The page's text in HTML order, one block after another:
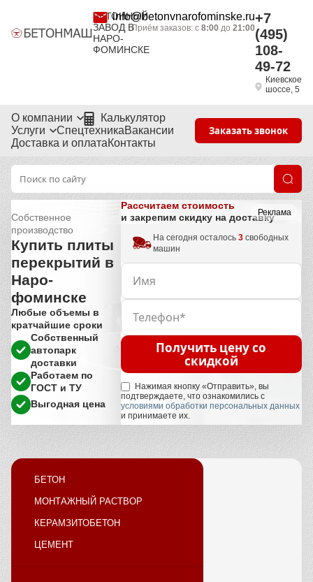
БЕТОННЫЙ
ЗАВОД В
НАРО-
ФОМИНСКЕ
info@betonvnarofominske.ru
Приём заказов: с 8:00 до 21:00
+7
(495)
108-
49-72
Киевское
шоссе, 5
О компании
Калькулятор
Услуги
СпецтехникаВакансии
Доставка и оплатаКонтакты
Заказать звонок
Реклама
Собственное
производство
Купить плиты
перекрытий в
Наро-
фоминске
Любые объемы в
кратчайшие сроки
Собственный
автопарк
доставки
Работаем по
ГОСТ и ТУ
Выгодная цена
Рассчитаем стоимость
и закрепим скидку на доставку
На сегодня осталось 3свободных
машин
Получить цену со
скидкой
Нажимая кнопку «Отправить», вы
подтверждаете, что ознакомились с
условиями обработки персональных данных
и принимаете их.
БЕТОН
МОНТАЖНЫЙ РАСТВОР
КЕРАМЗИТОБЕТОН
ЦЕМЕНТ